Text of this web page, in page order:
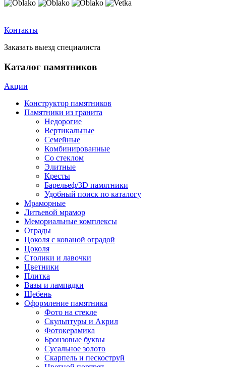
Контакты
Заказать выезд специалиста
Каталог памятников
Акции
Конструктор памятников
Памятники из гранита
Недорогие
Вертикальные
Семейные
Комбинированные
Со стеклом
Элитные
Кресты
Барельеф/3D памятники
Удобный поиск по каталогу
Мраморные
Литьевой мрамор
Мемориальные комплексы
Ограды
Цоколя с кованой оградой
Цоколя
Столики и лавочки
Цветники
Плитка
Вазы и лампадки
Щебень
Оформление памятника
Фото на стекле
Скульптуры и Акрил
Фотокерамика
Бронзовые буквы
Сусальное золото
Скарпель и пескоструй